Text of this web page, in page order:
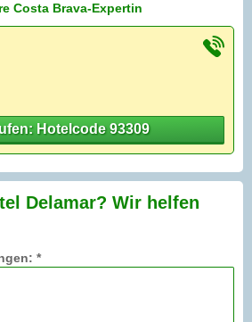
Costa Brava-Expertin
Hotelcode 93309
Delamar? Wir helfen
*